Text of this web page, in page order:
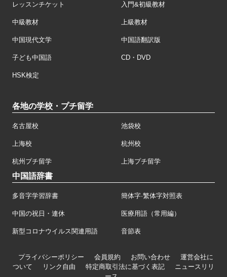
レッスンチケット 入門&初級教材
中級教材 上級教材
中国現代文学 中国語翻訳版
子ども中国語 CD・DVD
HSK検定
各地の学校・プチ留学
名古屋校 池袋校
上海校 杭州校
杭州プチ留学 上海プチ留学
中国語辞書
多音字学習辞書 簡体字·繁体字対照表
中国の祝日・連休 医療用語（常用編）
新型コロナウイルス関連用語 音節表
プライバシーポリシー 会員規約 お問い合わせ
運営会社に
ついて
リンク自由 特定商取引法に基づく表記
ニュースリリ